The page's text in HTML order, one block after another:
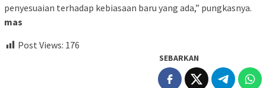
penyesuaian terhadap kebiasaan baru yang ada,” pungkasnya.
mas
Post Views: 176
SEBARKAN